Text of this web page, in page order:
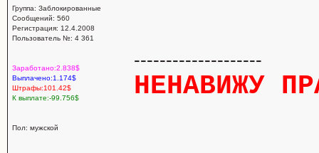
Группа: Заблокированные
Сообщений: 560
Регистрация: 12.4.2008
Пользователь №: 4 361
Заработано:2.838$
Выплачено:1.174$
Штрафы:101.42$
К выплате:-99.756$
Пол: мужской
--------------------
НЕНАВИЖУ